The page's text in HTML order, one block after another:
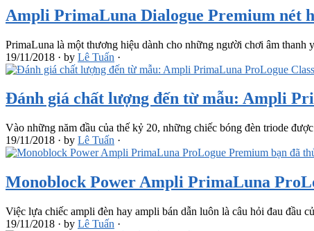
Ampli PrimaLuna Dialogue Premium nét
PrimaLuna là một thương hiệu dành cho những người chơi âm thanh
19/11/2018 · by Lê Tuấn ·
Đánh giá chất lượng đến từ mẫu: Ampli
Vào những năm đầu của thế kỷ 20, những chiếc bóng đèn triode
19/11/2018 · by Lê Tuấn ·
Monoblock Power Ampli PrimaLuna
Việc lựa chiếc ampli đèn hay ampli bán dẫn luôn là câu hỏi đau đầu
19/11/2018 · by Lê Tuấn ·